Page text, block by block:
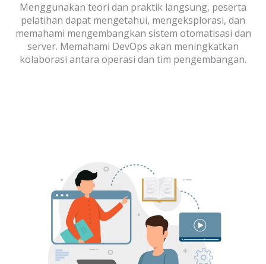
Menggunakan teori dan praktik langsung, peserta
pelatihan dapat mengetahui, mengeksplorasi, dan
memahami mengembangkan sistem otomatisasi dan
server. Memahami DevOps akan meningkatkan
kolaborasi antara operasi dan tim pengembangan.